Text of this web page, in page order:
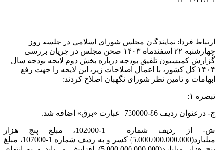
ارتباط فردا: نمایندگان مجلس شورای اسلامی در جلسه روز
چهارشنبه ۲۲ اسفندماه ۱۴۰۳ صحن مجلس در جریان بررسی
گزارش کمیسیون تلفیق بودجه درباره بخش دوم لایحه بودجه سال
۱۴۰۴ کل کشور، با اعمال اصلاحات زیر، این لایحه را جهت رفع
ابهامات و تامین نظر شورای نگهبان اصلاح کردند:
تبصره ۱:
چ- درعنوان ردیف 86-730000 عبارت «برق» اضافه شد.
ش- از ردیف شماره 1-102000، مبلغ پنج هزار
میلیارد(5.000.000.000.000) کسر و به ردیف شماره 1-107000، مبلغ